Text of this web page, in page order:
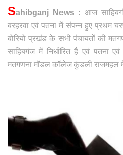
Sahibganj News : आज
बरहरवा एवं पतना में संपन्न हुए प्रथम
बोरियो प्रखंड के सभी पंचायतों की
साहिबगंज में निर्धारित है एवं पतना
मतगणना मॉडल कॉलेज कुंडली राजमहल में